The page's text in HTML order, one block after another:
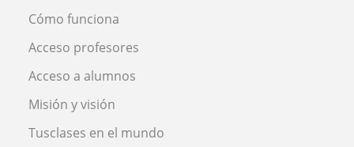
Cómo funciona
Acceso profesores
Acceso a alumnos
Misión y visión
Tusclases en el mundo